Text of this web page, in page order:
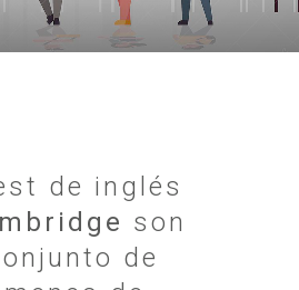
de inglés
son
de